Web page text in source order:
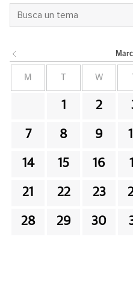
M W
1 2
7 8 9
14 15 16
21 22 23
28 29 30